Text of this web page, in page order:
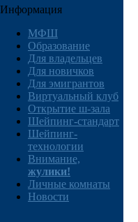
Информация
МФШ
Образование
Для владельцев
Для новичков
Для эмигрантов
Виртуальный клуб
Открытие ш-зала
Шейпинг-стандарт
Шейпинг-
технологии
Внимание,
жулики!
Личные комнаты
Новости